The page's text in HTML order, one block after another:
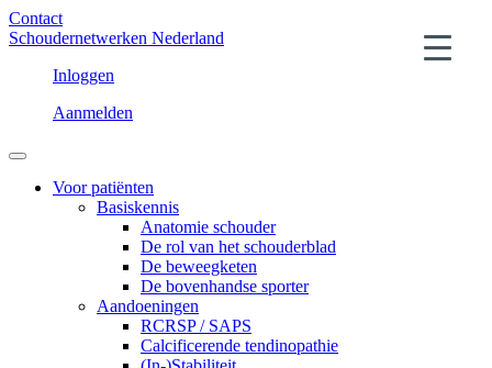
Contact
Schoudernetwerken Nederland
Inloggen
Aanmelden
Voor patiënten
Basiskennis
Anatomie schouder
De rol van het schouderblad
De beweegketen
De bovenhandse sporter
Aandoeningen
RCRSP / SAPS
Calcificerende tendinopathie